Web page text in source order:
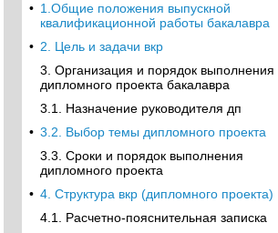
• 1.Общие положения выпускной
квалификационной работы бакалавра
• 2. Цель и задачи вкр
3. Организация и порядок выполнения
дипломного проекта бакалавра
3.1. Назначение руководителя дп
• 3.2. Выбор темы дипломного проекта
3.3. Сроки и порядок выполнения
дипломного проекта
• 4. Структура вкр (дипломного проекта)
4.1. Расчетно-пояснительная записка